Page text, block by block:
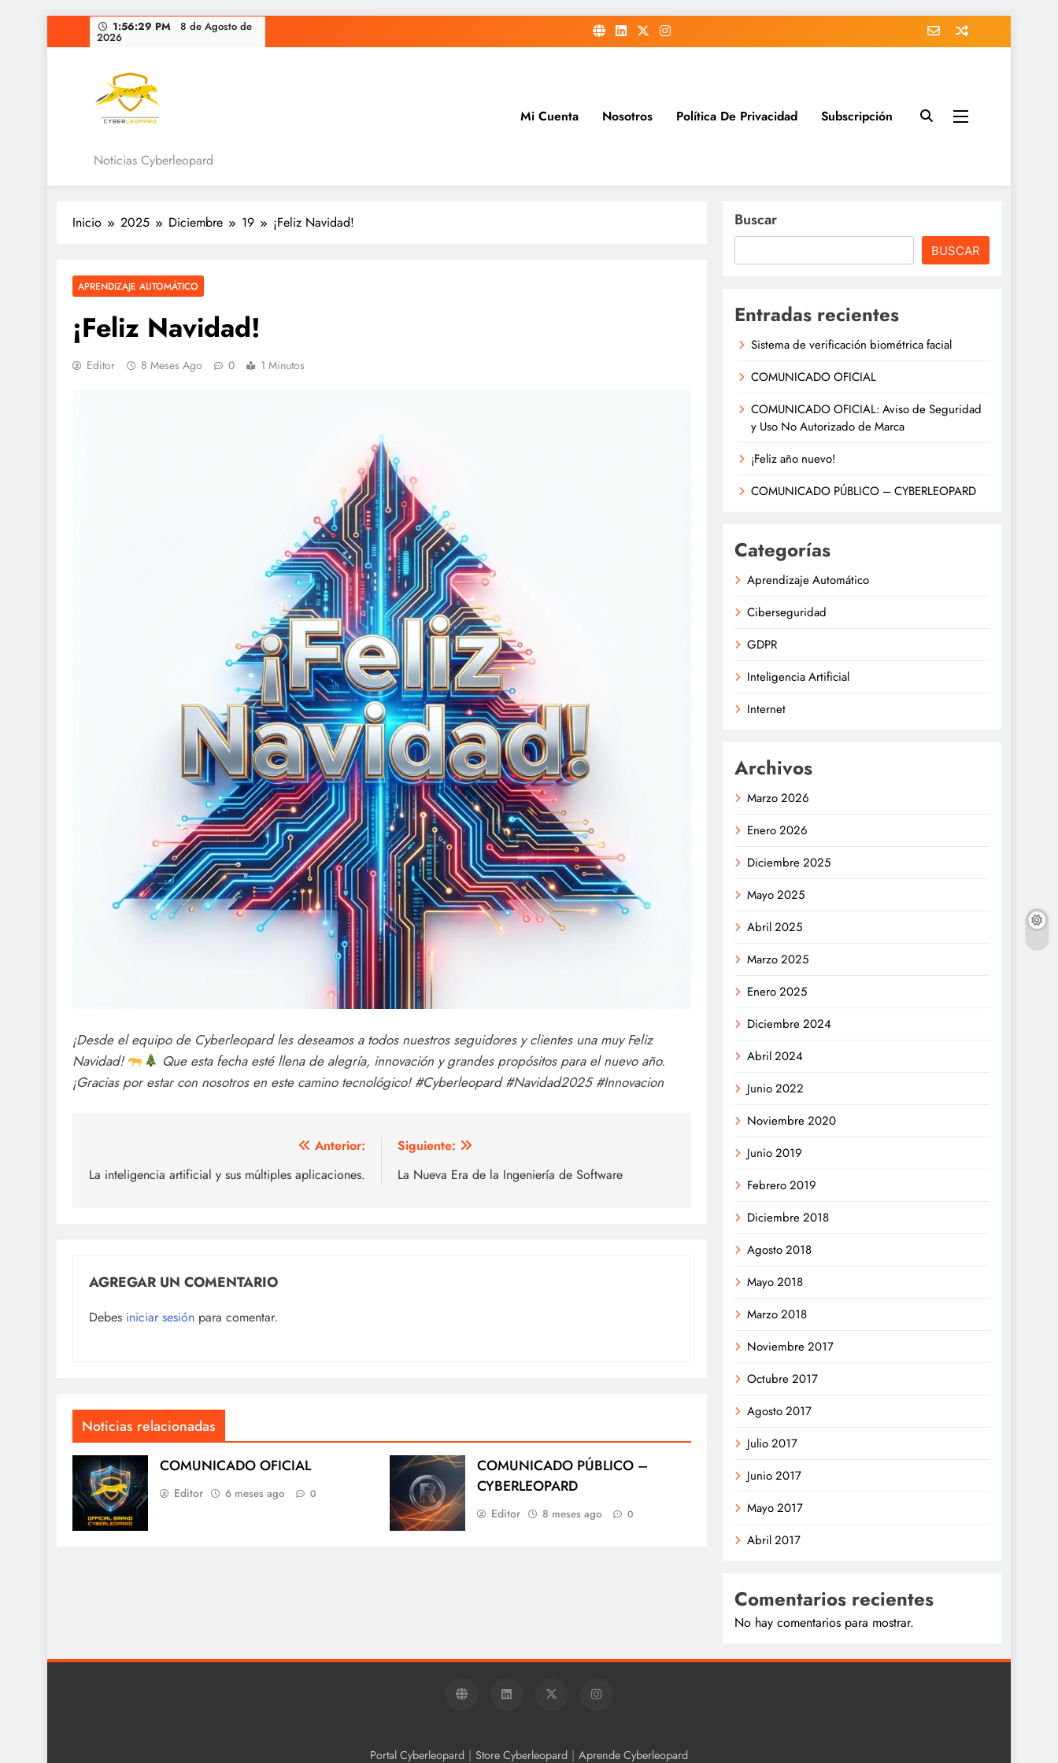
al
1:56:29 PM 8 de Agosto de
2026
Noticias Digitales Cyberleopard
Noticias Cyberleopard
Mi Cuenta Nosotros Política De Privacidad Subscripción
Inicio 2025 Diciembre 19 ¡Feliz Navidad!
APRENDIZAJE AUTOMÁTICO
¡Feliz Navidad!
Editor 8 Meses Ago 0 1 Minutos
¡Desde el equipo de Cyberleopard les deseamos a todos nuestros seguidores y clientes una muy Feliz
Navidad!
Que esta fecha esté llena de alegría, innovación y grandes propósitos para el nuevo año.
¡Gracias por estar con nosotros en este camino tecnológico! #Cyberleopard #Navidad2025 #Innovacion
de
Anterior:
La inteligencia artificial y sus múltiples aplicaciones.
Siguiente:
La Nueva Era de la Ingeniería de Software
AGREGAR UN COMENTARIO
Debes iniciar sesión para comentar.
Noticias relacionadas
COMUNICADO OFICIAL
Editor 6 meses ago 0
COMUNICADO PÚBLICO –
CYBERLEOPARD
Editor 8 meses ago 0
Buscar
BUSCAR
Entradas recientes
Sistema de verificación biométrica facial
COMUNICADO OFICIAL
COMUNICADO OFICIAL: Aviso de Seguridad
y Uso No Autorizado de Marca
¡Feliz año nuevo!
COMUNICADO PÚBLICO – CYBERLEOPARD
Categorías
Aprendizaje Automático
Ciberseguridad
GDPR
Inteligencia Artificial
Internet
Archivos
Marzo 2026
Enero 2026
Diciembre 2025
Mayo 2025
Abril 2025
Marzo 2025
Enero 2025
Diciembre 2024
Abril 2024
Junio 2022
Noviembre 2020
Junio 2019
Febrero 2019
Diciembre 2018
Agosto 2018
Mayo 2018
Marzo 2018
Noviembre 2017
Octubre 2017
Agosto 2017
Julio 2017
Junio 2017
Mayo 2017
Abril 2017
Comentarios recientes
No hay comentarios para mostrar.
Portal Cyberleopard | Store Cyberleopard | Aprende Cyberleopard